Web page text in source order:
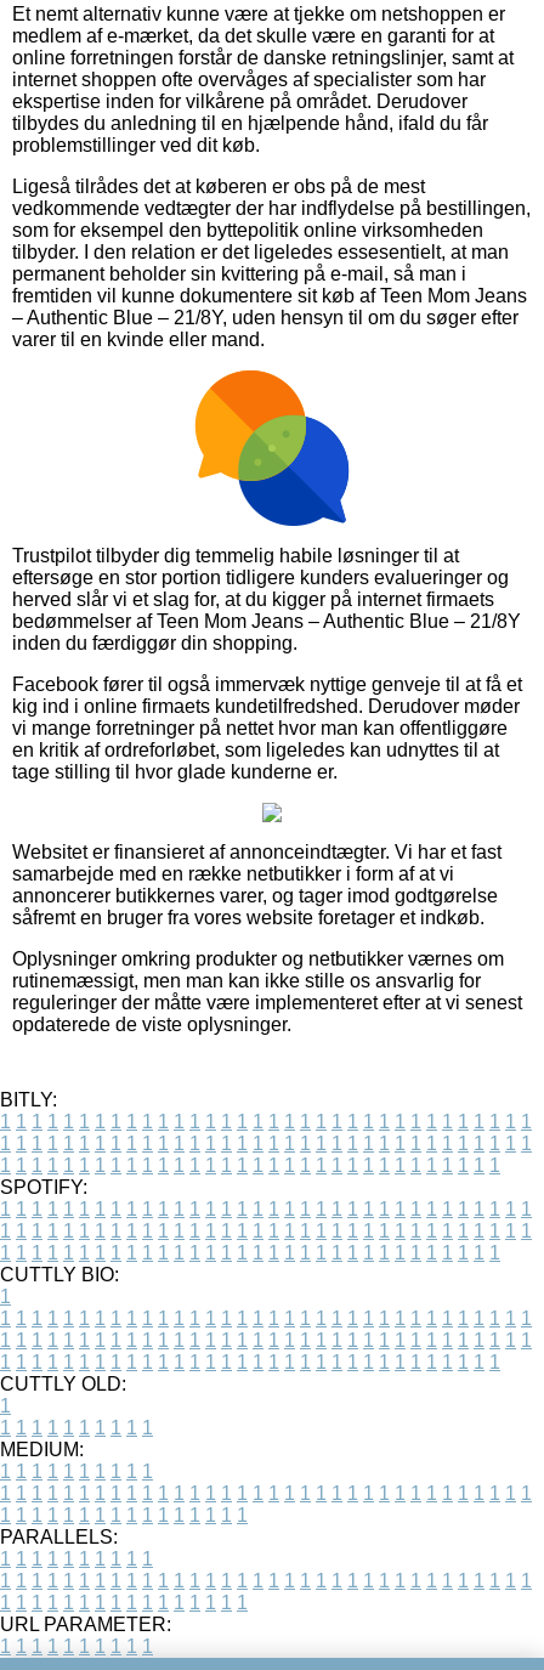
Et nemt alternativ kunne være at tjekke om netshoppen er
medlem af e-mærket, da det skulle være en garanti for at
online forretningen forstår de danske retningslinjer, samt at
internet shoppen ofte overvåges af specialister som har
ekspertise inden for vilkårene på området. Derudover
tilbydes du anledning til en hjælpende hånd, ifald du får
problemstillinger ved dit køb.
Ligeså tilrådes det at køberen er obs på de mest
vedkommende vedtægter der har indflydelse på bestillingen,
som for eksempel den byttepolitik online virksomheden
tilbyder. I den relation er det ligeledes essesentielt, at man
permanent beholder sin kvittering på e-mail, så man i
fremtiden vil kunne dokumentere sit køb af Teen Mom Jeans
– Authentic Blue – 21/8Y, uden hensyn til om du søger efter
varer til en kvinde eller mand.
Trustpilot tilbyder dig temmelig habile løsninger til at
eftersøge en stor portion tidligere kunders evalueringer og
herved slår vi et slag for, at du kigger på internet firmaets
bedømmelser af Teen Mom Jeans – Authentic Blue – 21/8Y
inden du færdiggør din shopping.
Facebook fører til også immervæk nyttige genveje til at få et
kig ind i online firmaets kundetilfredshed. Derudover møder
vi mange forretninger på nettet hvor man kan offentliggøre
en kritik af ordreforløbet, som ligeledes kan udnyttes til at
tage stilling til hvor glade kunderne er.
Websitet er finansieret af annonceindtægter. Vi har et fast
samarbejde med en række netbutikker i form af at vi
annoncerer butikkernes varer, og tager imod godtgørelse
såfremt en bruger fra vores website foretager et indkøb.
Oplysninger omkring produkter og netbutikker værnes om
rutinemæssigt, men man kan ikke stille os ansvarlig for
reguleringer der måtte være implementeret efter at vi senest
opdaterede de viste oplysninger.
BITLY:
1 1 1 1 1 1 1 1 1 1 1 1 1 1 1 1 1 1 1 1 1 1 1 1 1 1 1 1 1 1 1 1 1 1
1 1 1 1 1 1 1 1 1 1 1 1 1 1 1 1 1 1 1 1 1 1 1 1 1 1 1 1 1 1 1 1 1 1
1 1 1 1 1 1 1 1 1 1 1 1 1 1 1 1 1 1 1 1 1 1 1 1 1 1 1 1 1 1 1 1
SPOTIFY:
1 1 1 1 1 1 1 1 1 1 1 1 1 1 1 1 1 1 1 1 1 1 1 1 1 1 1 1 1 1 1 1 1 1
1 1 1 1 1 1 1 1 1 1 1 1 1 1 1 1 1 1 1 1 1 1 1 1 1 1 1 1 1 1 1 1 1 1
1 1 1 1 1 1 1 1 1 1 1 1 1 1 1 1 1 1 1 1 1 1 1 1 1 1 1 1 1 1 1 1
CUTTLY BIO:
1
1 1 1 1 1 1 1 1 1 1 1 1 1 1 1 1 1 1 1 1 1 1 1 1 1 1 1 1 1 1 1 1 1 1
1 1 1 1 1 1 1 1 1 1 1 1 1 1 1 1 1 1 1 1 1 1 1 1 1 1 1 1 1 1 1 1 1 1
1 1 1 1 1 1 1 1 1 1 1 1 1 1 1 1 1 1 1 1 1 1 1 1 1 1 1 1 1 1 1 1
CUTTLY OLD:
1
1 1 1 1 1 1 1 1 1 1
MEDIUM:
1 1 1 1 1 1 1 1 1 1
1 1 1 1 1 1 1 1 1 1 1 1 1 1 1 1 1 1 1 1 1 1 1 1 1 1 1 1 1 1 1 1 1 1
1 1 1 1 1 1 1 1 1 1 1 1 1 1 1 1
PARALLELS:
1 1 1 1 1 1 1 1 1 1
1 1 1 1 1 1 1 1 1 1 1 1 1 1 1 1 1 1 1 1 1 1 1 1 1 1 1 1 1 1 1 1 1 1
1 1 1 1 1 1 1 1 1 1 1 1 1 1 1 1
URL PARAMETER:
1 1 1 1 1 1 1 1 1 1